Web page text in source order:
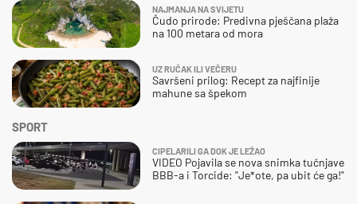
SPORT
CIPELARILI GA DOK JE LEŽAO
VIDEO Pojavila se nova snimka tučnjave
BBB-a i Torcide: "Je*ote, pa ubit će ga!"
NAJMANJA NA SVIJETU
Čudo prirode: Predivna pješčana plaža
na 100 metara od mora
UZ RUČAK ILI VEČERU
Savršeni prilog: Recept za najfinije
mahune sa špekom